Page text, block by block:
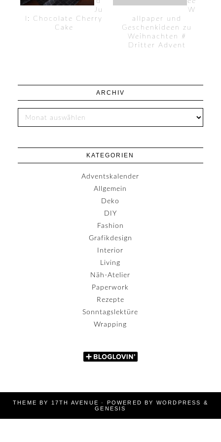
Ju
l: Chocolate Cherry
Cake
W
allpaper und
Geschenkideen zu
Weihnachten #
Dritter Advent
ARCHIV
KATEGORIEN
Adventskalender
Allgemein
Deko
DIY
Fashion
Grafikdesign
Interior
Living
Näh-Atelier
Paperwork
Rezepte
Sonntagslektüre
Wrapping
THEME BY 17TH AVENUE · POWERED BY WORDPRESS
&
GENESIS